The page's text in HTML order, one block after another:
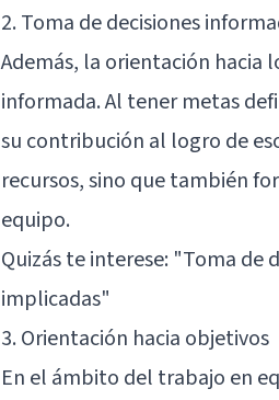
2. Toma de decisiones
Además, la orientación hacia
informada. Al tener metas
su contribución al logro de
recursos, sino que también
equipo.
Quizás te interese: "Toma de
implicadas"
3. Orientación hacia objetivos
En el ámbito del trabajo en